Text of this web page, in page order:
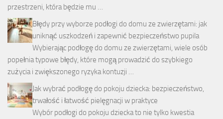
przestrzeni, która będzie mu …
Błędy przy wyborze podłogi do domu ze zwierzętami: jak
uniknąć uszkodzeń i zapewnić bezpieczeństwo pupila
Wybierając podłogę do domu ze zwierzętami, wiele osób
popełnia typowe błędy, które mogą prowadzić do szybkiego
zużycia i zwiększonego ryzyka kontuzji …
Jak wybrać podłogę do pokoju dziecka: bezpieczeństwo,
trwałość i łatwość pielęgnacji w praktyce
Wybór podłogi do pokoju dziecka to nie tylko kwestia